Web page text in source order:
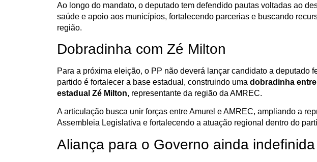
Ao longo do mandato, o deputado tem defendido pautas voltadas ao
saúde e apoio aos municípios, fortalecendo parcerias e buscando
região.
Dobradinha com Zé Milton
Para a próxima eleição, o PP não deverá lançar candidato a deputado
partido é fortalecer a base estadual, construindo uma dobradinha
estadual Zé Milton, representante da região da AMREC.
A articulação busca unir forças entre Amurel e AMREC, ampliando a
Assembleia Legislativa e fortalecendo a atuação regional dentro do
Aliança para o Governo ainda indefinida